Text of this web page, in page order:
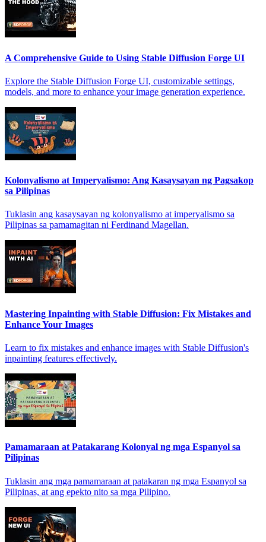
A Comprehensive Guide to Using Stable Diffusion Forge UI
Explore the Stable Diffusion Forge UI, customizable settings,
models, and more to enhance your image generation experience.
Kolonyalismo at Imperyalismo: Ang Kasaysayan ng Pagsakop
sa Pilipinas
Tuklasin ang kasaysayan ng kolonyalismo at imperyalismo sa
Pilipinas sa pamamagitan ni Ferdinand Magellan.
Mastering Inpainting with Stable Diffusion: Fix Mistakes and
Enhance Your Images
Learn to fix mistakes and enhance images with Stable Diffusion's
inpainting features effectively.
Pamamaraan at Patakarang Kolonyal ng mga Espanyol sa
Pilipinas
Tuklasin ang mga pamamaraan at patakaran ng mga Espanyol sa
Pilipinas, at ang epekto nito sa mga Pilipino.